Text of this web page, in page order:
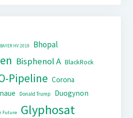
BAYER HV 2019 Bhopal
Bisphenol A BlackRock
Pipeline Corona
Donald Trump
Duogynon
Future Glyphosat